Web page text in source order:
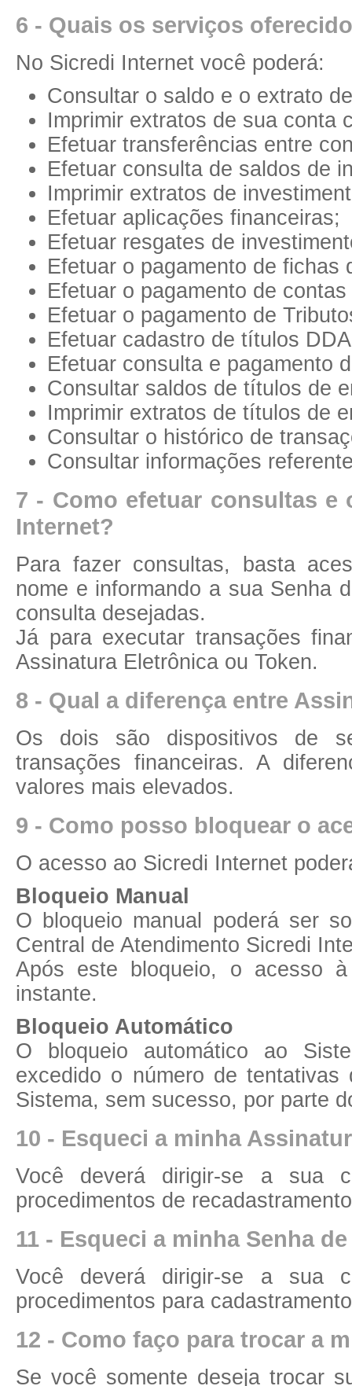
6 - Quais os serviços
No Sicredi Internet você poderá:
Consultar o saldo e o extrato
Imprimir extratos de sua conta
Efetuar transferências entre
Efetuar consulta de saldos de
Imprimir extratos de
Efetuar aplicações financeiras;
Efetuar resgates de
Efetuar o pagamento de fichas
Efetuar o pagamento de
Efetuar o pagamento de
Efetuar cadastro de títulos
Efetuar consulta e pagamento
Consultar saldos de títulos de
Imprimir extratos de títulos de
Consultar o histórico de
Consultar informações
7 - Como efetuar consultas e
Internet?
Para fazer consultas, basta
nome e informando a sua Senha
consulta desejadas.
Já para executar transações
Assinatura Eletrônica ou Token.
8 - Qual a diferença entre
Os dois são dispositivos de
transações financeiras. A
valores mais elevados.
9 - Como posso bloquear o
O acesso ao Sicredi Internet
Bloqueio Manual
O bloqueio manual poderá ser
Central de Atendimento Sicredi
Após este bloqueio, o acesso
instante.
Bloqueio Automático
O bloqueio automático ao
excedido o número de
Sistema, sem sucesso, por parte
10 - Esqueci a minha
Você deverá dirigir-se a sua
procedimentos de
11 - Esqueci a minha Senha
Você deverá dirigir-se a sua
procedimentos para
12 - Como faço para trocar a
Se você somente deseja trocar